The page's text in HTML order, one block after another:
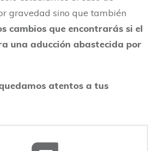
gravedad sino que también
cambios que encontrarás si el
una aducción abastecida por
atentos a tus